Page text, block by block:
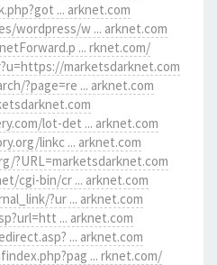
... arknet.com
wordpress/w ... arknet.com
... rknet.com/
marketsdarknet.com
?page=re ... arknet.com
lot-det ... arknet.com
linkc ... arknet.com
?URL=marketsdarknet.com
cgi-bin/cr ... arknet.com
?ur ... arknet.com
... arknet.com
... arknet.com
... rknet.com/